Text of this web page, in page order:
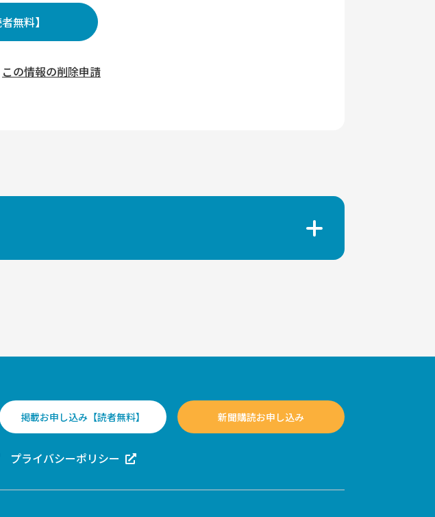
無料】
この情報の削除申請
掲載お申し込み【読者無料】 新聞購読お申し込み
プライバシーポリシー